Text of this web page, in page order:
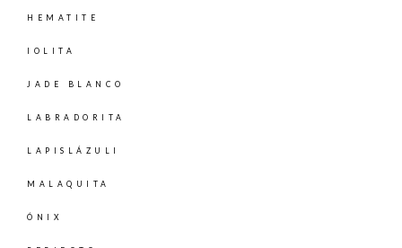
HEMATITE
IOLITA
JADE BLANCO
LABRADORITA
LAPISLÁZULI
MALAQUITA
ÓNIX